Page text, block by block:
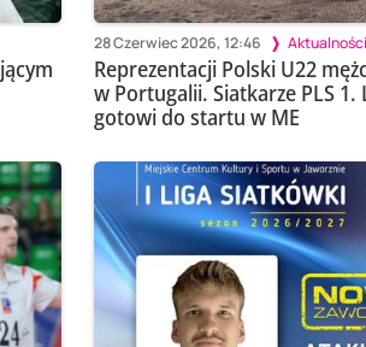
28 Czerwiec 2026, 12:46 Aktualności
Reprezentacji Polski U22
w Portugalii. Siatkarze PLS 1.
gotowi do startu w ME